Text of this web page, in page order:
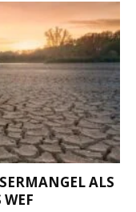
ALS
WEF